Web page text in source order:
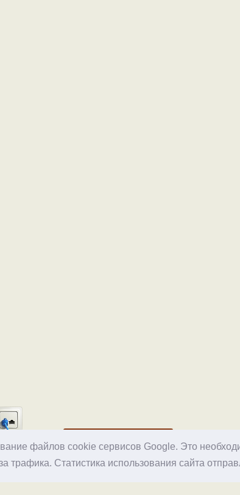
файлов cookie сервисов Google. Это
Статистика использования сайта